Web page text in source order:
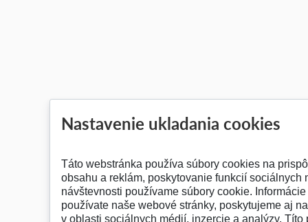
Nastavenie ukladania cookies
Táto webstránka používa súbory cookies na
obsahu a reklám, poskytovanie funkcií sociálnych
návštevnosti používame súbory cookie.
používate naše webové stránky, poskytujeme aj
v oblasti sociálnych médií, inzercie a analýzy. Títo